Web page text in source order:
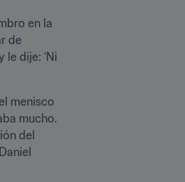
en la
de
dije: ‘Ni
menisco
mucho.
del